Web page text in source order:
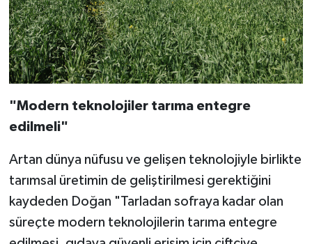
"Modern teknolojiler tarıma entegre
edilmeli"
Artan dünya nüfusu ve gelişen teknolojiyle birlikte
tarımsal üretimin de geliştirilmesi gerektiğini
kaydeden Doğan "Tarladan sofraya kadar olan
süreçte modern teknolojilerin tarıma entegre